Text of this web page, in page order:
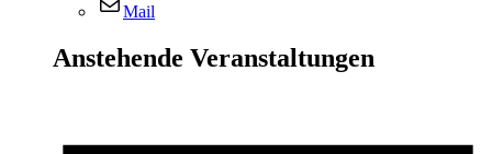
Mail
Anstehende Veranstaltungen